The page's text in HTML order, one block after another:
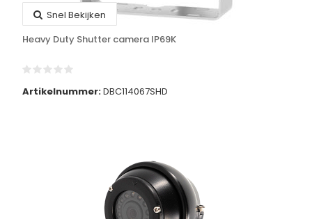
Snel Bekijken
Heavy Duty Shutter camera IP69K
Artikelnummer:DBC114067SHD